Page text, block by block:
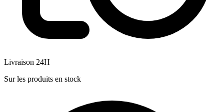
Livraison 24H
Sur les produits en stock